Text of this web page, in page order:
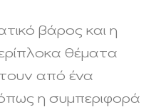
βάρος και η
θέματα
από ένα
η συμπεριφορά